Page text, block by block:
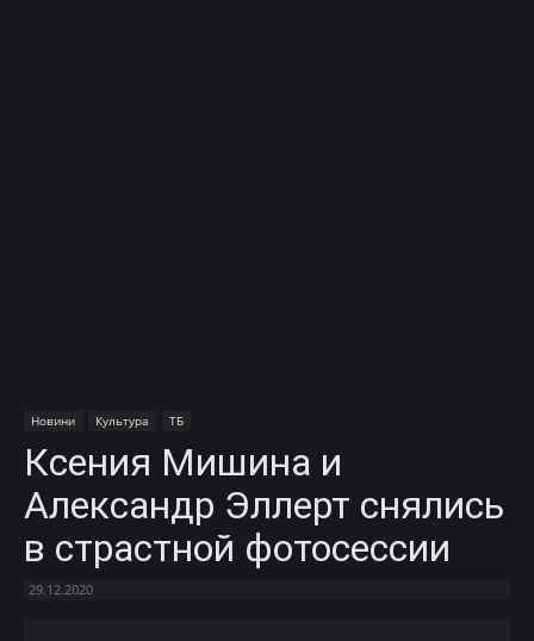
Новини Культура ТБ
Ксения Мишина и
Александр Эллерт снялись
в страстной фотосессии
29.12.2020